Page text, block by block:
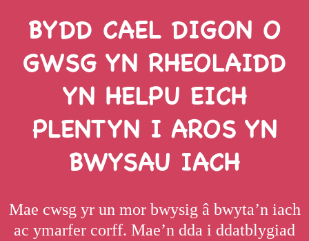
BYDD CAEL DIGON O
GWSG YN RHEOLAIDD
YN HELPU EICH
PLENTYN I AROS YN
BWYSAU IACH
Mae cwsg yr un mor bwysig â bwyta’n iach
ac ymarfer corff. Mae’n dda i ddatblygiad